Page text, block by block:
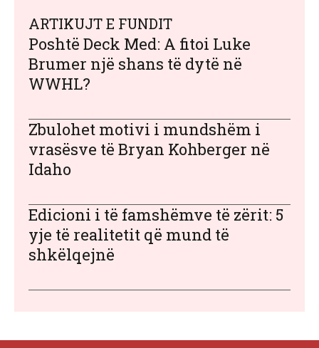
ARTIKUJT E FUNDIT
Poshtë Deck Med: A fitoi Luke
Brumer një shans të dytë në
WWHL?
Zbulohet motivi i mundshëm i
vrasësve të Bryan Kohberger në
Idaho
Edicioni i të famshëmve të zërit: 5
yje të realitetit që mund të
shkëlqejnë